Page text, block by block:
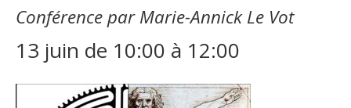
Conférence par Marie-Annick Le Vot
13 juin de 10:00 à 12:00